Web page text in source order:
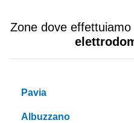
Zone dove
Pavia
Albuzzano